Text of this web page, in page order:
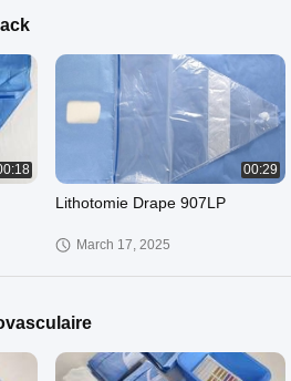
00:29
Lithotomie Drape 907LP
March 17, 2025